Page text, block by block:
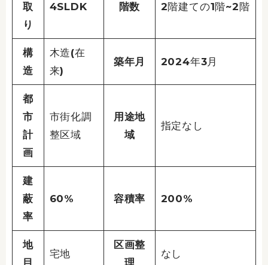
取
り
4SLDK 階数 2階建ての1階~2階
構
造
木造(在
来)
築年月 2024年3月
都
市
計
画
市街化調
整区域
用途地
域
指定なし
建
蔽
率
60% 容積率 200%
地
宅地
区画整
なし